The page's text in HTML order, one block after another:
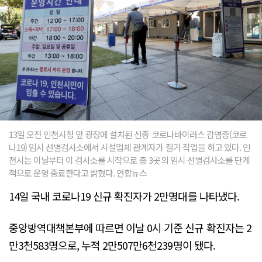
13일 오전 인천시청 앞 광장에 설치된 신종 코로나바이러스 감염증(코로
나19) 임시 선별검사소에서 시설업체 관계자가 철거 작업을 하고 있다. 인
천시는 이날부터 이 검사소를 시작으로 총 3곳의 임시 선별검사소를 단계
적으로 운영 종료한다고 밝혔다. 연합뉴스
14일 국내 코로나19 신규 확진자가 2만명대를 나타냈다.
중앙방역대책본부에 따르면 이날 0시 기준 신규 확진자는 2
만3천583명으로, 누적 2만507만6천239명이 됐다.